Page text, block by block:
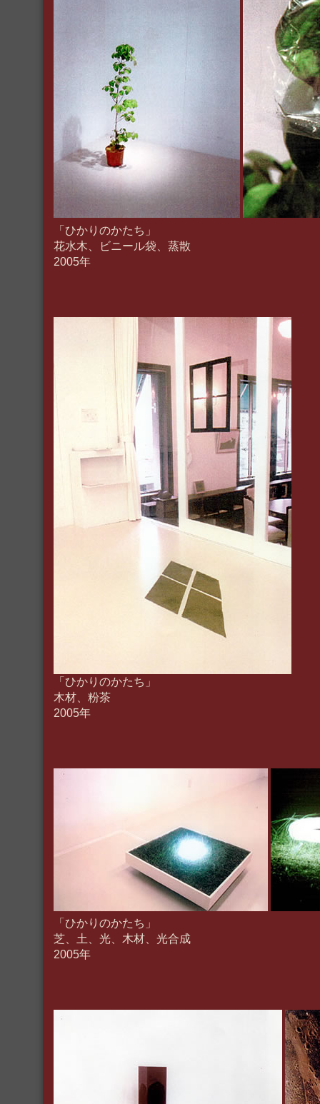
「ひかりのかたち」
花水木、ビニール袋、蒸散
2005年
「ひかりのかたち」
木材、粉茶
2005年
「ひかりのかたち」
芝、土、光、木材、光合成
2005年